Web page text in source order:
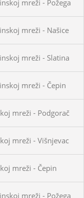
mreži - Požega
mreži - Našice
mreži - Slatina
mreži - Čepin
mreži - Podgorač
mreži - Višnjevac
mreži - Čepin
mreži - Požega